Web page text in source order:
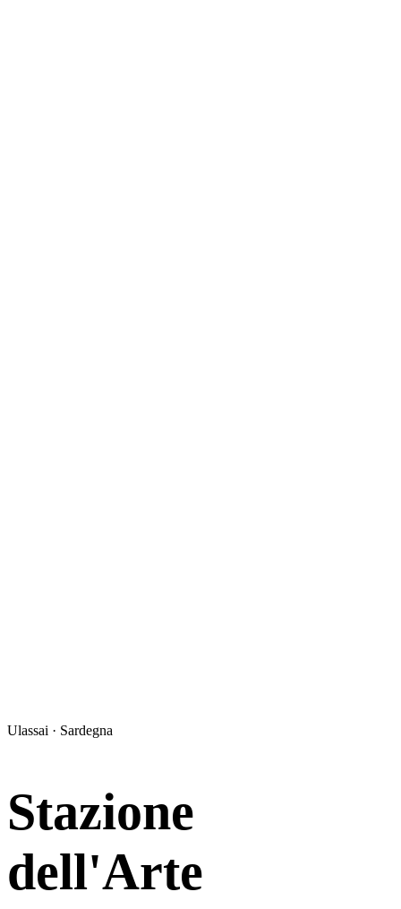
Ulassai · Sardegna
Stazione
dell'Arte